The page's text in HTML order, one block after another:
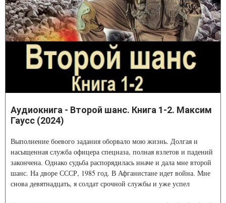
Аудиокнига - Второй шанс. Книга 1-2. Максим
Гаусс (2024)
Выполнение боевого задания оборвало мою жизнь. Долгая и
насыщенная служба офицера спецназа, полная взлетов и падений
закончена. Однако судьба распорядилась иначе и дала мне второй
шанс. На дворе СССР, 1985 год. В Афганистане идет война. Мне
снова девятнадцать, я солдат срочной службы и уже успел